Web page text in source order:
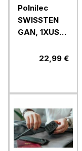
Polnilec
SWISSTEN
GAN, 1XUSB-
C kabel,22,99 €